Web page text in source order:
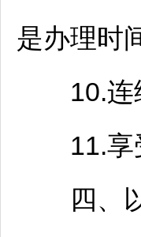
是办理时
10.连续
11.享受
四、以